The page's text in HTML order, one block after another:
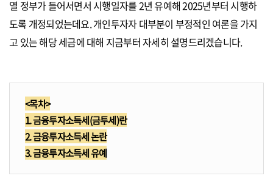
열 정부가 들어서면서 시행일자를 2년 유예해 2025년부터 시행하
도록 개정되었는데요. 개인투자자 대부분이 부정적인 여론을 가지
고 있는 해당 세금에 대해 지금부터 자세히 설명드리겠습니다.
<목차>
1. 금융투자소득세(금투세)란
2. 금융투자소득세 논란
3. 금융투자소득세 유예